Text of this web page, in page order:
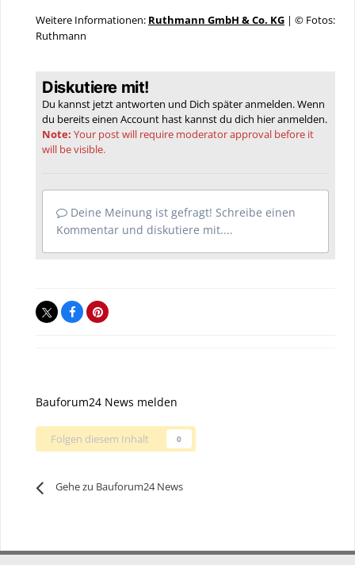
Weitere Informationen: Ruthmann GmbH & Co. KG | © Fotos:
Ruthmann
Diskutiere mit!
Du kannst jetzt antworten und Dich später anmelden. Wenn
du bereits einen Account hast kannst du dich hieranmelden.
Note: Your post will require moderator approval before it
will be visible.
Deine Meinung ist gefragt! Schreibe einen
Kommentar und diskutiere mit....
Bauforum24 News melden
Folgen diesem Inhalt 0
Gehe zu Bauforum24 News